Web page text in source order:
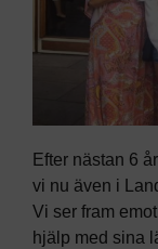
Efter nästan 6
vi nu även i
Vi ser fram
hjälp med sina